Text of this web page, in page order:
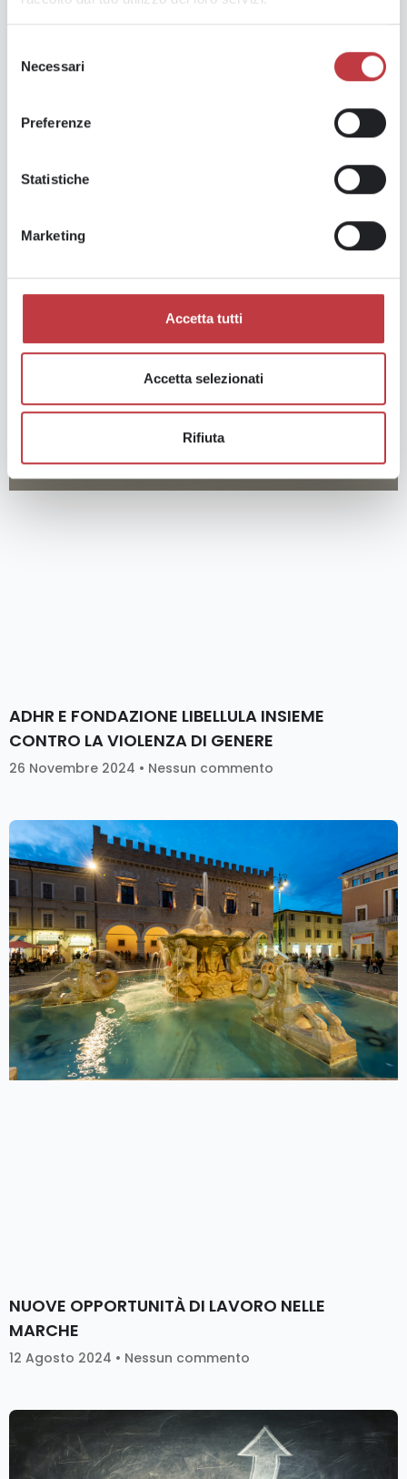
delNecessari
Preferenze
Statistiche
Marketing
Accetta tutti
Accetta selezionati
Rifiuta
Scopri tutte le news
ADHR E FONDAZIONE LIBELLULA INSIEME
CONTRO LA VIOLENZA DI GENERE
26 Novembre 2024 Nessun commento
NUOVE OPPORTUNITÀ DI LAVORO NELLE
MARCHE
12 Agosto 2024 Nessun commento